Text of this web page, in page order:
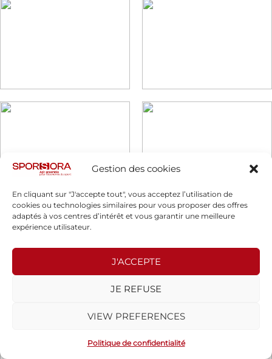
Gestion des cookies
En cliquant sur "J'accepte tout", vous acceptez l’utilisation de
cookies ou technologies similaires pour vous proposer des offres
adaptés à vos centres d’intérêt et vous garantir une meilleure
expérience utilisateur.
J'ACCEPTE
JE REFUSE
VIEW PREFERENCES
Politique de confidentialité